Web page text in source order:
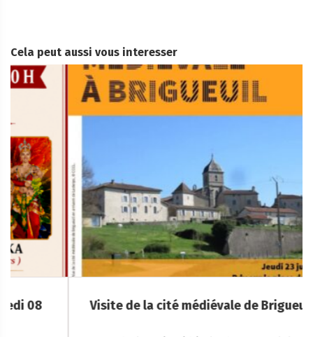
Cela peut aussi vous interesser
Visite de la cité médiévale de Brigueuil